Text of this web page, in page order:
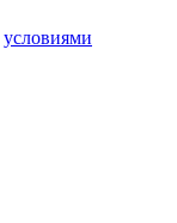
условиями